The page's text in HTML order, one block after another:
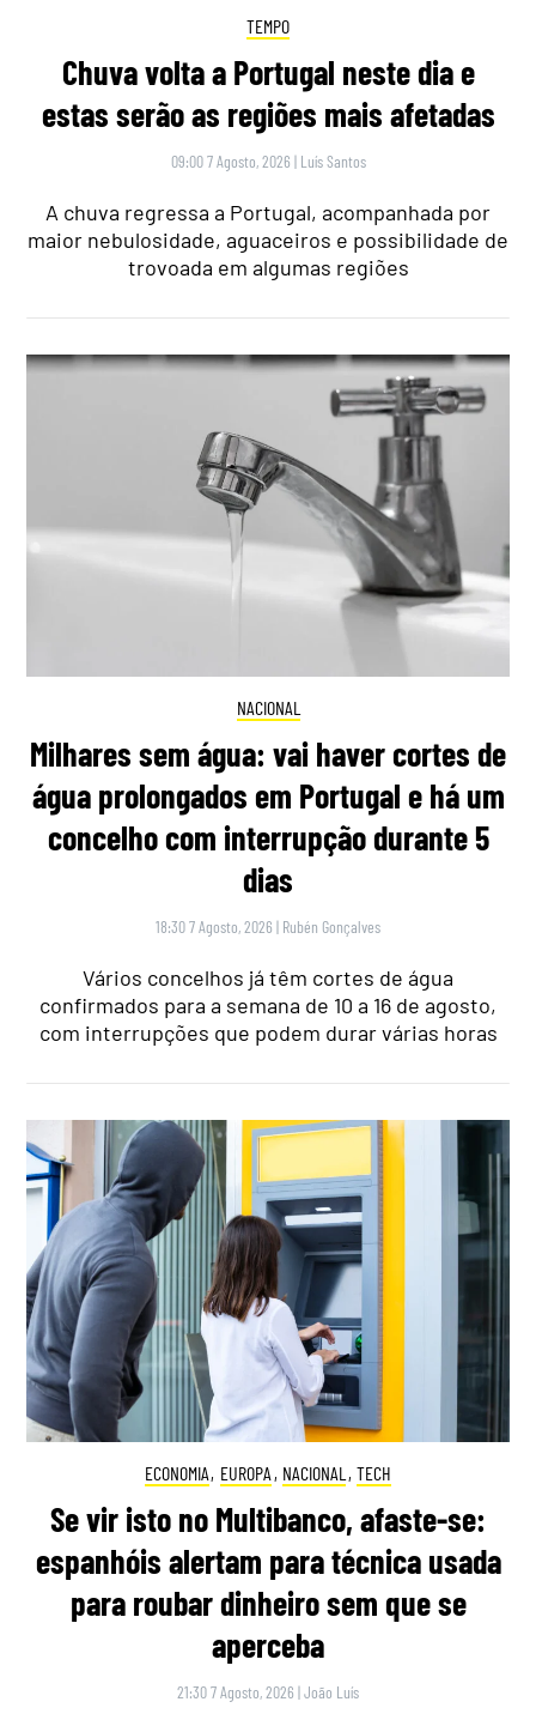
TEMPO
Chuva volta a Portugal neste dia e
estas serão as regiões mais afetadas
09:00 7 Agosto, 2026 | Luís Santos
A chuva regressa a Portugal, acompanhada por
maior nebulosidade, aguaceiros e possibilidade de
trovoada em algumas regiões
NACIONAL
Milhares sem água: vai haver cortes de
água prolongados em Portugal e há um
concelho com interrupção durante 5
dias
18:30 7 Agosto, 2026 | Rubén Gonçalves
Vários concelhos já têm cortes de água
confirmados para a semana de 10 a 16 de agosto,
com interrupções que podem durar várias horas
ECONOMIA, EUROPA , NACIONAL , TECH
Se vir isto no Multibanco, afaste-se:
espanhóis alertam para técnica usada
para roubar dinheiro sem que se
aperceba
21:30 7 Agosto, 2026 |João Luís